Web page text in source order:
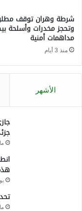
شرطة وهران توقف
وتحجز مخدرات وأسلحة
مداهمات أمنية
منذ 3 أيام
الأشهر